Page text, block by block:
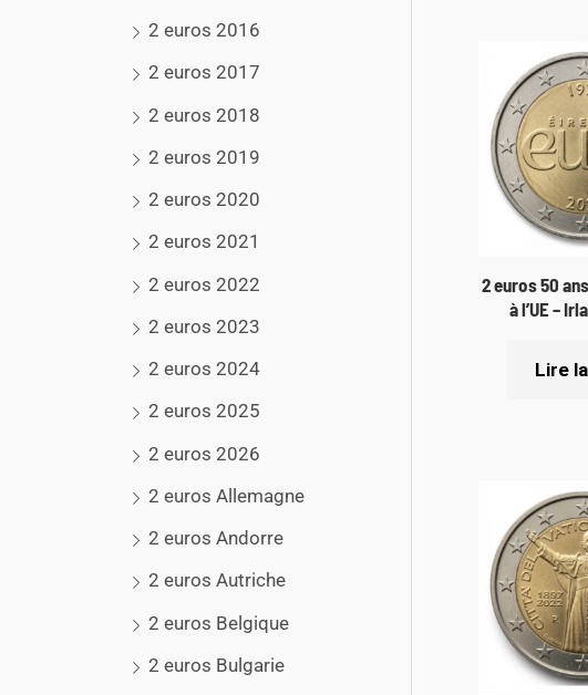
2 euros 2016
2 euros 2017
2 euros 2018
2 euros 2019
2 euros 2020
2 euros 2021
2 euros 2022
2 euros 2023
2 euros 2024
2 euros 2025
2 euros 2026
2 euros Allemagne
2 euros Andorre
2 euros Autriche
2 euros Belgique
2 euros Bulgarie
2 euros 50
à l’UE –
Lire